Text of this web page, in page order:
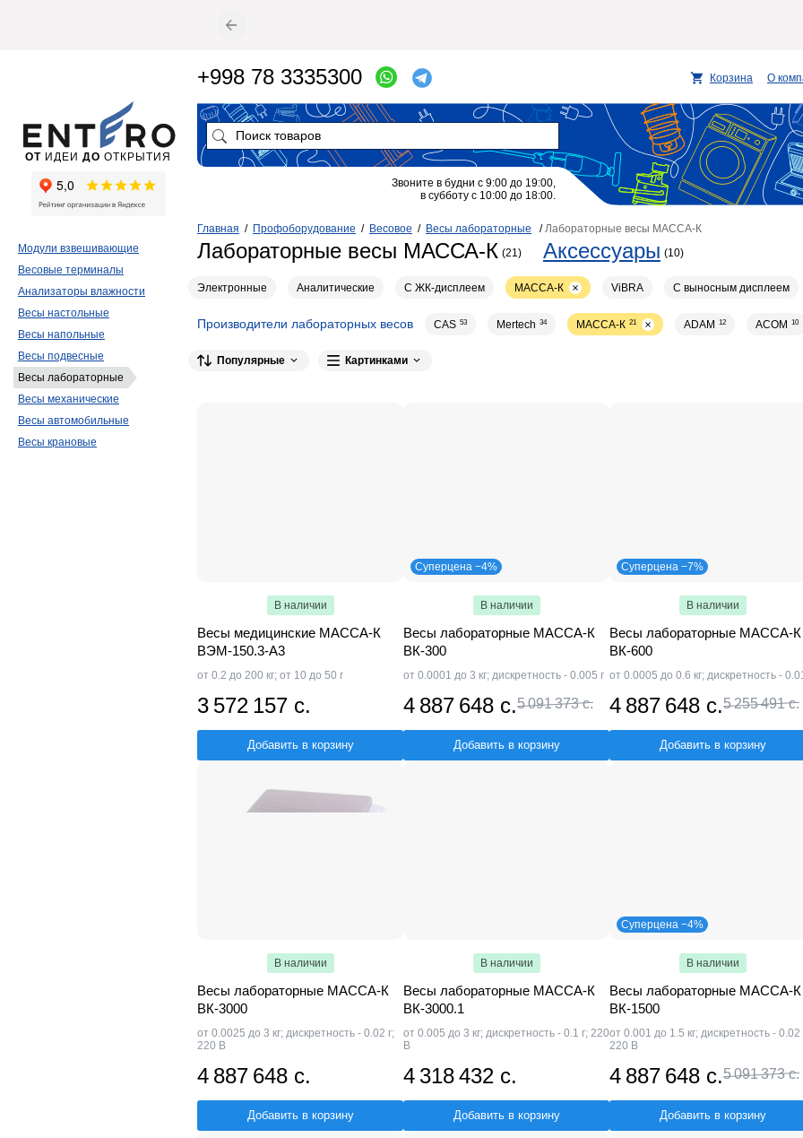
Главная / Профоборудование / Весовое / Весы лабораторные /Лабораторные весы МАССА-К
Лабораторные весы МАССА-К (21) Аксессуары (10)
Электронные Аналитические С ЖК-дисплеем МАССА-К ViBRA С выносным дисплеем
Производители лабораторных весов CAS 53 Mertech 34 МАССА-К 21 ADAM 12 ACOM 10
Популярные Картинками
В наличии
Весы медицинские МАССА-К
ВЭМ-150.3-A3
от 0.2 до 200 кг; от 10 до 50 г
3 572 157 с.
Добавить в корзину
Суперцена −4%
В наличии
Весы лабораторные МАССА-К
ВК-300
от 0.0001 до 3 кг; дискретность - 0.005 г
4 887 648 с.5 091 373 с.
Добавить в корзину
Суперцена −7%
В наличии
Весы лабораторные МАССА-К
ВК-600
от 0.0005 до 0.6 кг; дискретность -
4 887 648 с.5 255 491 с.
Добавить в корзину
В наличии
Весы лабораторные МАССА-К
ВК-3000
от 0.0025 до 3 кг; дискретность - 0.02 г;
220 В
4 887 648 с.
Добавить в корзину
В наличии
Весы лабораторные МАССА-К
ВК-3000.1
от 0.005 до 3 кг; дискретность - 0.1 г; 220
В
4 318 432 с.
Добавить в корзину
Суперцена −4%
В наличии
Весы лабораторные МАССА-К
ВК-1500
от 0.001 до 1.5 кг; дискретность - 0.02
220 В
4 887 648 с.5 091 373 с.
Добавить в корзину
Модули взвешивающие
Весовые терминалы
Анализаторы влажности
Весы настольные
Весы напольные
Весы подвесные
Весы лабораторные
Весы механические
Весы автомобильные
Весы крановые
ОТ ИДЕИ ДО ОТКРЫТИЯ
+998 78 3335300 Корзина О
Звоните в будни с 9:00 до 19:00,
в субботу с 10:00 до 18:00.